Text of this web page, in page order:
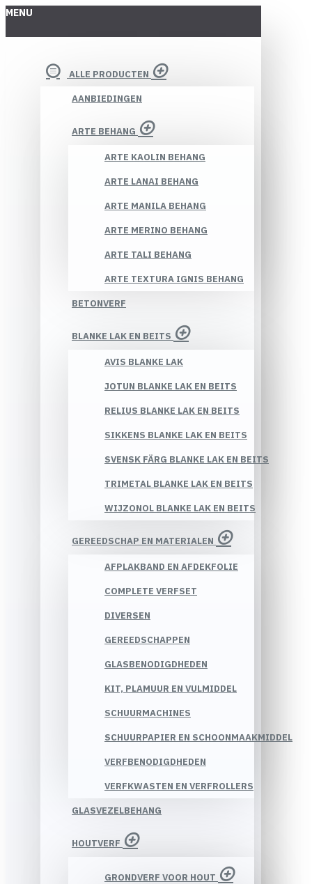
MENU
ALLE PRODUCTEN
AANBIEDINGEN
ARTE BEHANG
ARTE KAOLIN BEHANG
ARTE LANAI BEHANG
ARTE MANILA BEHANG
ARTE MERINO BEHANG
ARTE TALI BEHANG
ARTE TEXTURA IGNIS BEHANG
BETONVERF
BLANKE LAK EN BEITS
AVIS BLANKE LAK
JOTUN BLANKE LAK EN BEITS
RELIUS BLANKE LAK EN BEITS
SIKKENS BLANKE LAK EN BEITS
SVENSK FÄRG BLANKE LAK EN BEITS
TRIMETAL BLANKE LAK EN BEITS
WIJZONOL BLANKE LAK EN BEITS
GEREEDSCHAP EN MATERIALEN
AFPLAKBAND EN AFDEKFOLIE
COMPLETE VERFSET
DIVERSEN
GEREEDSCHAPPEN
GLASBENODIGDHEDEN
KIT, PLAMUUR EN VULMIDDEL
SCHUURMACHINES
SCHUURPAPIER EN SCHOONMAAKMIDDEL
VERFBENODIGDHEDEN
VERFKWASTEN EN VERFROLLERS
GLASVEZELBEHANG
HOUTVERF
GRONDVERF VOOR HOUT